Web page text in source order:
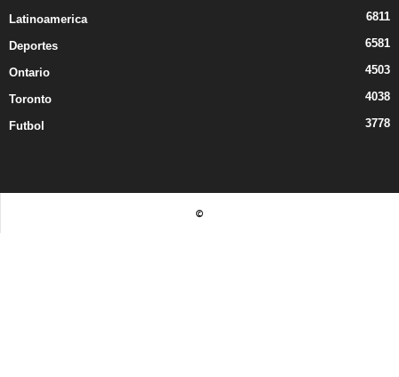
Latinoamerica 6811
Deportes 6581
Ontario 4503
Toronto 4038
Futbol 3778
©